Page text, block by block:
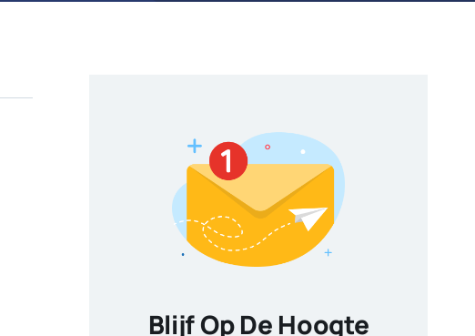
Blijf Op De Hoogte